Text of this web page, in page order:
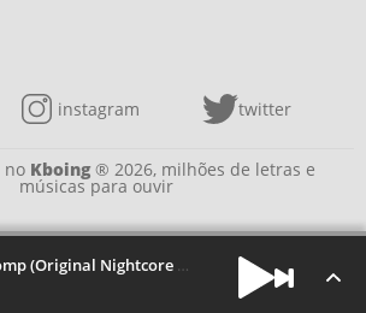
instagram twitter
no Kboing® 2026, milhões de letras e
músicas para ouvir
Katyusha Stomp (Original Nightcore Edit)